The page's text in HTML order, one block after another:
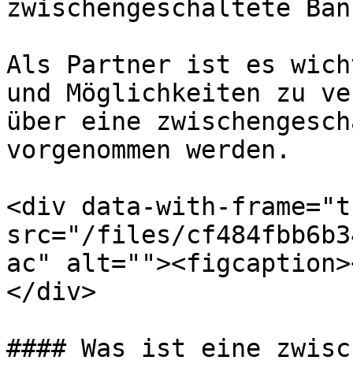
zwischengeschaltete
Als Partner ist es
und Möglichkeiten zu
über eine
vorgenommen werden.
<div data-with-
src="/files/
ac"
</div>
#### Was ist eine